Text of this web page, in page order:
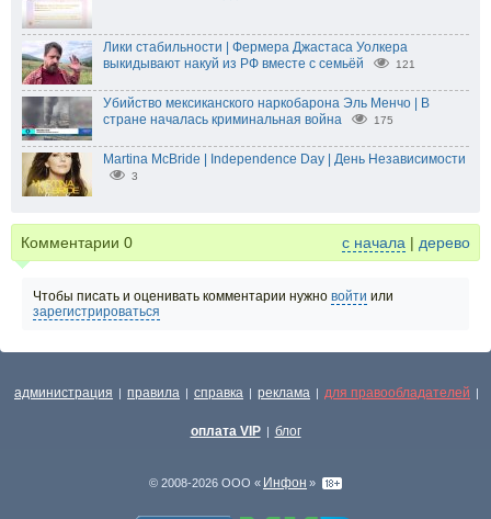
Лики стабильности | Фермера Джастаса Уолкера
выкидывают накуй из РФ вместе с семьёй
121
Убийство мексиканского наркобарона Эль Менчо | В
стране началась криминальная война
175
Martina McBride | Independence Day | День Независимости
3
Комментарии 0 с начала | дерево
Чтобы писать и оценивать комментарии нужно войти или
зарегистрироваться
администрация | правила | справка | реклама | для правообладателей |
оплата VIP | блог
© 2008-2026 ООО « Инфон »